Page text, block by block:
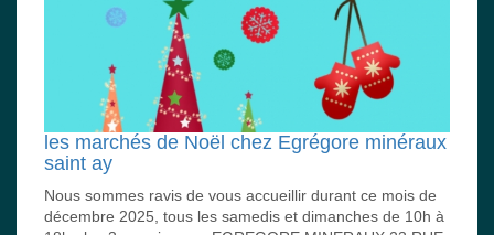
les marchés de Noël chez Egrégore minéraux
saint ay
Nous sommes ravis de vous accueillir durant ce mois de
décembre 2025, tous les samedis et dimanches de 10h à